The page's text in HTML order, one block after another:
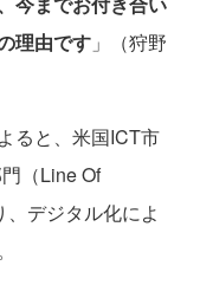
理由です 」（狩野
ると、米国ICT市
（Line Of
デジタル化によ